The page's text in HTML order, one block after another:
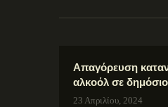
Απαγόρευση
αλκοόλ σε
23 Απριλίου, 2024